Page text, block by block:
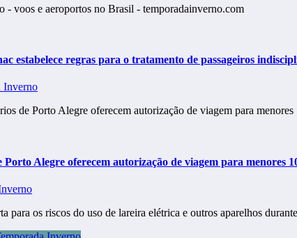
estabelece regras para o tratamento de passageiros
Inverno
Alegre oferecem autorização de viagem para menores